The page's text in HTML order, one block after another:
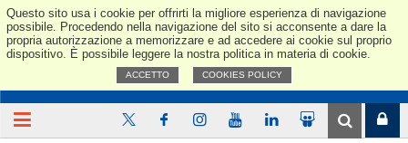
Questo sito usa i cookie per offrirti la migliore esperienza di navigazione
possibile. Procedendo nella navigazione del sito si acconsente a dare la
propria autorizzazione a memorizzare e ad accedere ai cookie sul proprio
dispositivo. È possibile leggere la nostra politica in materia di cookie.
ACCETTO COOKIES POLICY